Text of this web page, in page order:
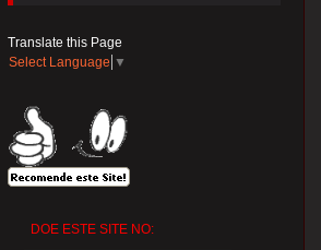
Translate this Page
Select Language ▼
DOE ESTE SITE NO: